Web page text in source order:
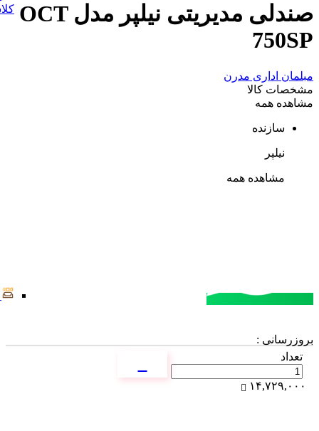
صندلی مدیریتی نیلپر مدل OCT
750SP
مبلمان اداری مدرن
مشخصات کالا
مشاهده همه
سازنده
نیلپر
مشاهده همه
بروزرسانی :
تعداد
۱۴,۷۲۹,۰۰۰